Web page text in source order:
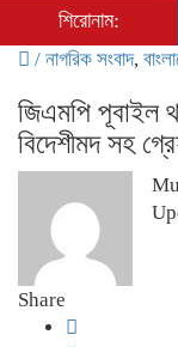
শিরোনাম:
/ নাগরিক সংবাদ,
জিএমপি পূবাইল
বিদেশীমদ সহ
Share